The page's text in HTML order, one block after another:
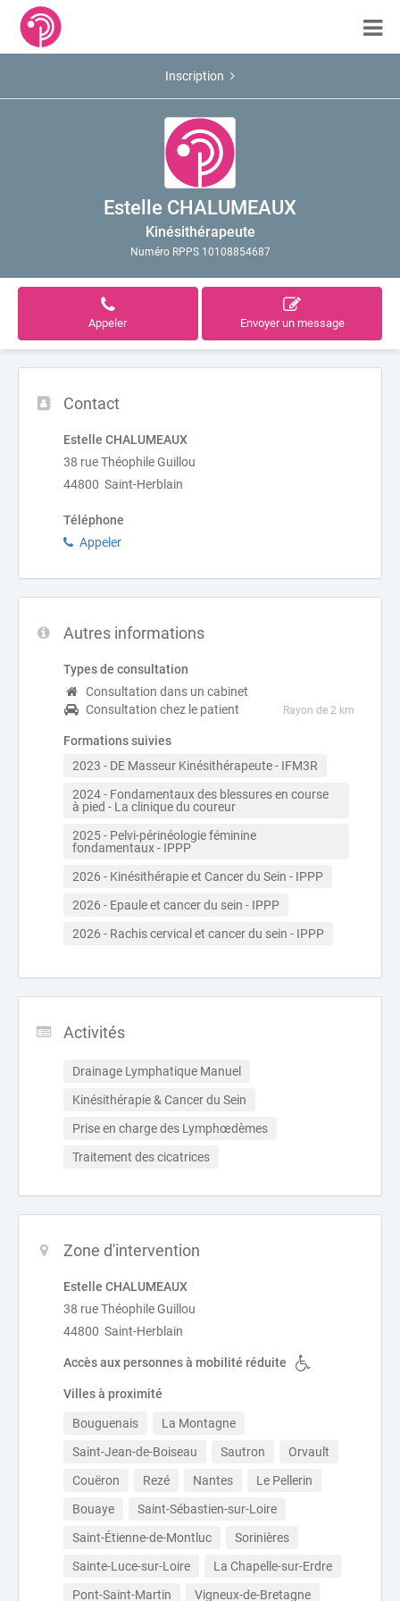
Inscription
Estelle CHALUMEAUX
Kinésithérapeute
Numéro RPPS 10108854687
Appeler Envoyer un message
Contact
Estelle CHALUMEAUX
38 rue Théophile Guillou
44800 Saint-Herblain
Téléphone
Appeler
Autres informations
Types de consultation
Consultation dans un cabinet
Consultation chez le patient
Rayon de 2 km
Formations suivies
2023 - DE Masseur Kinésithérapeute - IFM3R
2024 - Fondamentaux des blessures en course
à pied - La clinique du coureur
2025 - Pelvi-périnéologie féminine
fondamentaux - IPPP
2026 - Kinésithérapie et Cancer du Sein - IPPP
2026 - Epaule et cancer du sein - IPPP
2026 - Rachis cervical et cancer du sein - IPPP
Activités
Drainage Lymphatique Manuel
Kinésithérapie & Cancer du Sein
Prise en charge des Lymphœdèmes
Traitement des cicatrices
Zone d'intervention
Estelle CHALUMEAUX
38 rue Théophile Guillou
44800 Saint-Herblain
Accès aux personnes à mobilité réduite
Villes à proximité
Bouguenais
La Montagne
Saint-Jean-de-Boiseau
Sautron
Orvault
Couëron
Rezé Nantes
Le Pellerin
Bouaye
Saint-Sébastien-sur-Loire
Saint-Étienne-de-Montluc
Sorinières
Sainte-Luce-sur-Loire
La Chapelle-sur-Erdre
Pont-Saint-Martin
Vigneux-de-Bretagne